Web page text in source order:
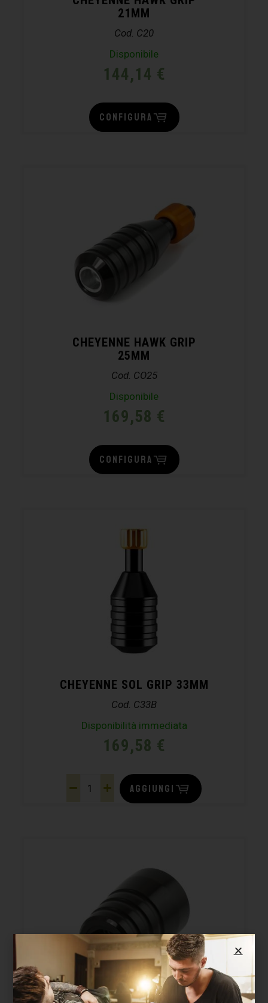
21MM
Cod. C20
Disponibile
144,14 €
CONFIGURA
CHEYENNE HAWK GRIP
25MM
Cod. CO25
Disponibile
169,58 €
CONFIGURA
CHEYENNE SOL GRIP 33MM
Cod. C33B
Disponibilità immediata
169,58 €
AGGIUNGI